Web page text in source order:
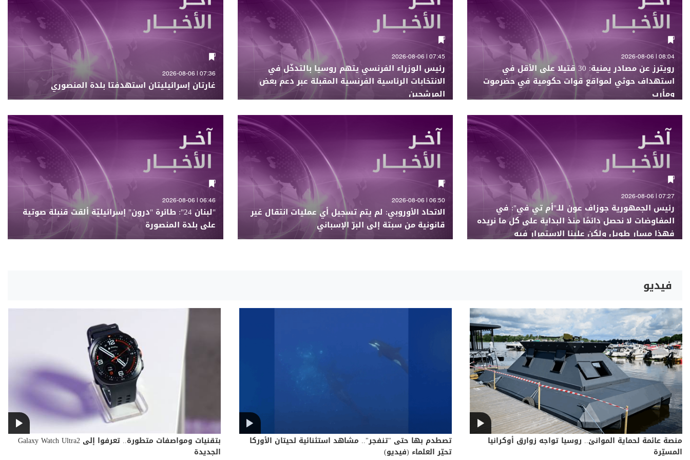
08:04 | 2026-08-06
رويترز عن مصادر يمنية: 30 قتيلا على الأقل في
استهداف حوثي لمواقع قوات حكومية في حضرموت
ومأرب
07:45 | 2026-08-06
رئيس الوزراء الفرنسي يتهم روسيا بالتدخّل في
الانتخابات الرئاسية الفرنسية المقبلة عبر دعم بعض
المرشحين
07:36 | 2026-08-06
غارتان إسرائيليتان استهدفتا بلدة المنصوري
07:27 | 2026-08-06
رئيس الجمهورية جوزاف عون للـ"أم تي في": في
المفاوضات لا نحصل دائمًا منذ البداية على كل ما نريده
فهذا مسار طويل ولكن علينا الاستمرار فيه
06:50 | 2026-08-06
الاتحاد الأوروبي: لم يتم تسجيل أي عمليات انتقال غير
قانونية من سبتة إلى البرّ الإسباني
06:46 | 2026-08-06
"لبنان 24": طائرة "درون" إسرائيليّة ألقت قنبلة صوتية
على بلدة المنصورة
فيديو
منصة عائمة لحماية الموانئ.. روسيا تواجه زوارق أوكرانيا
المسيّرة
تصطدم بها حتى "تنفجر".. مشاهد استثنائية لحيتان الأوركا
تحيّر العلماء (فيديو)
بتقنيات ومواصفات متطورة.. تعرفوا إلى Galaxy Watch Ultra2
الجديدة